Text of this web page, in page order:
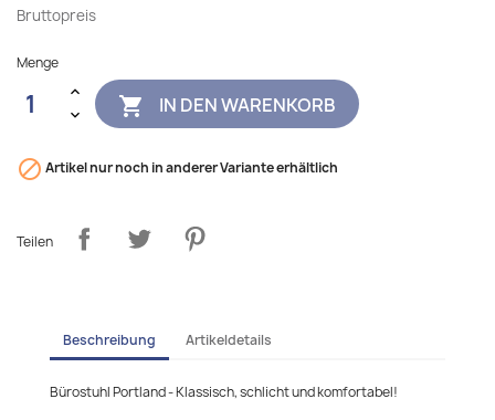
Bruttopreis
Menge
 IN DEN WARENKORB
 Artikel nur noch in anderer Variante erhältlich
Teilen
Beschreibung Artikeldetails
Bürostuhl Portland - Klassisch, schlicht und komfortabel!